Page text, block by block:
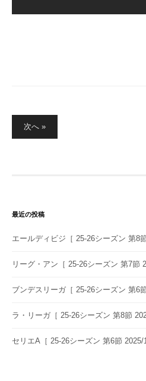
稿
送
次へ »
最近の投稿
エールディビジ［ 25-26シーズン 第8
リーグ・アン［ 25-26シーズン 第7節
ブンデスリーガ［ 25-26シーズン 第6
ラ・リーガ［ 25-26シーズン 第8節
セリエA［ 25-26シーズン 第6節